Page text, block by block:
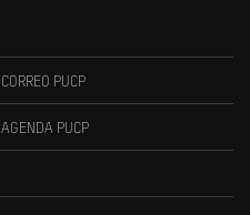
CORREO PUCP
AGENDA PUCP